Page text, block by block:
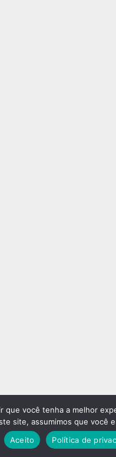
que você tenha a melhor
site, assumimos que você
Aceito
Política de